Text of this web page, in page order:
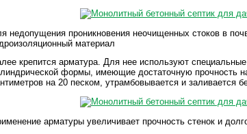
недопущения проникновения неочищенных стоков в
материал
крепится арматура. Для нее используют
формы, имеющие достаточную прочность
на 20 песком, утрамбовывается и заливается
арматуры увеличивает прочность стенок и